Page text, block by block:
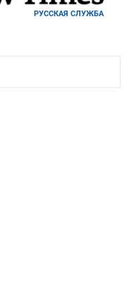
РУССКАЯ СЛУЖБА